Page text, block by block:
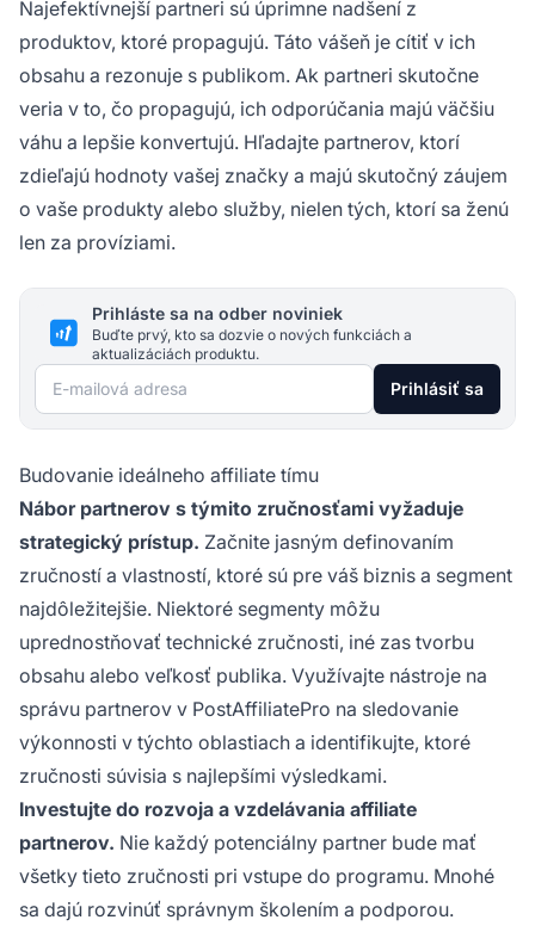
Najefektívnejší partneri sú úprimne nadšení z
produktov, ktoré propagujú. Táto vášeň je cítiť v ich
obsahu a rezonuje s publikom. Ak partneri skutočne
veria v to, čo propagujú, ich odporúčania majú väčšiu
váhu a lepšie konvertujú. Hľadajte partnerov, ktorí
zdieľajú hodnoty vašej značky a majú skutočný záujem
o vaše produkty alebo služby, nielen tých, ktorí sa ženú
len za províziami.
Prihláste sa na odber noviniek
Buďte prvý, kto sa dozvie o nových funkciách a
aktualizáciách produktu.
E-mailová adresa Prihlásiť sa
Budovanie ideálneho affiliate tímu
Nábor partnerov s týmito zručnosťami vyžaduje
strategický prístup. Začnite jasným definovaním
zručností a vlastností, ktoré sú pre váš biznis a segment
najdôležitejšie. Niektoré segmenty môžu
uprednostňovať technické zručnosti, iné zas tvorbu
obsahu alebo veľkosť publika. Využívajte nástroje na
správu partnerov v PostAffiliatePro na sledovanie
výkonnosti v týchto oblastiach a identifikujte, ktoré
zručnosti súvisia s najlepšími výsledkami.
Investujte do rozvoja a vzdelávania affiliate
partnerov. Nie každý potenciálny partner bude mať
všetky tieto zručnosti pri vstupe do programu. Mnohé
sa dajú rozvinúť správnym školením a podporou.